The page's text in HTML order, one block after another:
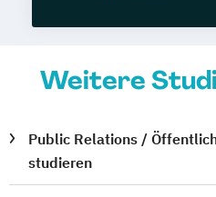
Weitere
Public Relations /
studieren